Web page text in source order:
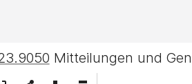
Mitteilungen und